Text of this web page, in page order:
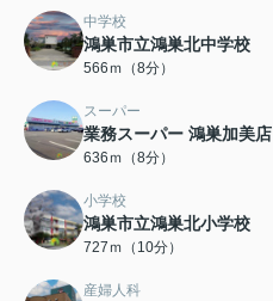
中学校
鴻巣市立鴻巣北中学校
566ｍ（8分）
スーパー
業務スーパー 鴻巣加美店
636ｍ（8分）
小学校
鴻巣市立鴻巣北小学校
727ｍ（10分）
産婦人科